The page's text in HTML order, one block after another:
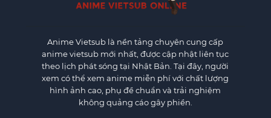
Anime Vietsub là nền tảng chuyên cung cấp
anime vietsub mới nhất, được cập nhật liên tục
theo lịch phát sóng tại Nhật Bản. Tại đây, người
xem có thể xem anime miễn phí với chất lượng
hình ảnh cao, phụ đề chuẩn và trải nghiệm
không quảng cáo gây phiền.